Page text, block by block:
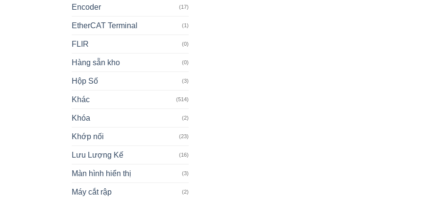
Encoder (17)
EtherCAT Terminal (1)
FLIR (0)
Hàng sẵn kho (0)
Hộp Số (3)
Khác (514)
Khóa (2)
Khớp nối (23)
Lưu Lượng Kế (16)
Màn hình hiển thị (3)
Máy cắt rập (2)